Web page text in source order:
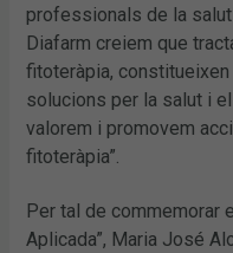
professionals de la
Diafarm creiem que
fitoteràpia,
solucions per la salut i
valorem i promovem
fitoteràpia”.
Per tal de commemorar
Aplicada”, Maria José